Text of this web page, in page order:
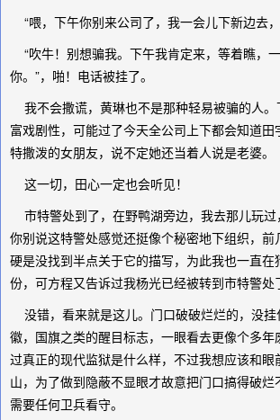
“喂，下午你别来公司了，我一会儿下新边去
“吹牛！别想骗我。下午我肯定来，等着瞧，
你。”，啪！电话被挂了。
我不会撒谎，黄琳也不是那种轻易被骗的人。
富戏剧性，可能过了今天全公司上下都会知道田
特撒泼的女朋友，说不定她还当着人说是老婆。
这一切，田心一定也会听见！
市特警处到了，在野鸭湖旁边，我去那儿玩过
你别说这特警处感觉还挺像个秘密地下组织，前
硬是没找到半点关于它的描写，为此我也一直在
份，可方程又告诉过我杨光已经被转到市特警处
没错，看来就是这儿。门口破破烂烂的，没挂
徽，国旗之类的醒目标志，一眼看去更像个多
过真正的现代监狱是什么样，不过我想应该和
山，为了做到隐蔽不显眼才故意把门口搞得破
需要任何卫兵看守。